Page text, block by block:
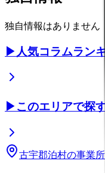
独自情報はありません
▶ 人気コラムラン
▶このエリアで探
古宇郡泊村の事業所